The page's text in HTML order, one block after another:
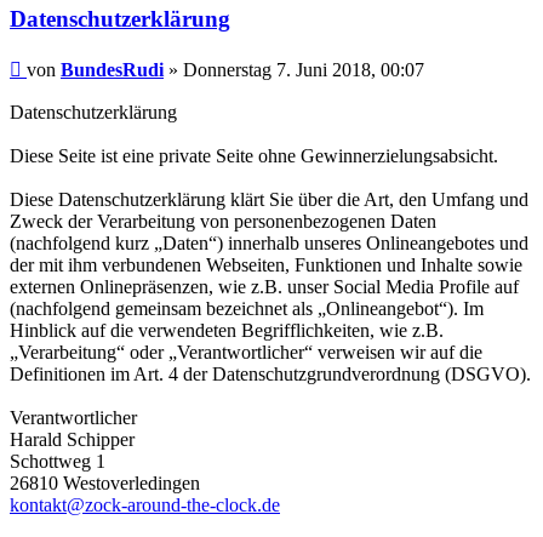
Datenschutzerklärung
Beitrag
von BundesRudi » Donnerstag 7. Juni 2018, 00:07
Datenschutzerklärung
Diese Seite ist eine private Seite ohne Gewinnerzielungsabsicht.
Diese Datenschutzerklärung klärt Sie über die Art, den Umfang und
Zweck der Verarbeitung von personenbezogenen Daten
(nachfolgend kurz „Daten“) innerhalb unseres Onlineangebotes und
der mit ihm verbundenen Webseiten, Funktionen und Inhalte sowie
externen Onlinepräsenzen, wie z.B. unser Social Media Profile auf
(nachfolgend gemeinsam bezeichnet als „Onlineangebot“). Im
Hinblick auf die verwendeten Begrifflichkeiten, wie z.B.
„Verarbeitung“ oder „Verantwortlicher“ verweisen wir auf die
Definitionen im Art. 4 der Datenschutzgrundverordnung (DSGVO).
Verantwortlicher
Harald Schipper
Schottweg 1
26810 Westoverledingen
kontakt@zock-around-the-clock.de